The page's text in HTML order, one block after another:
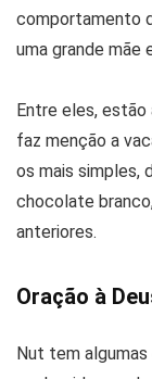
comportamento
uma grande mãe
Entre eles, estão
faz menção a
os mais simples,
chocolate
anteriores.
Oração à
Nut tem algumas